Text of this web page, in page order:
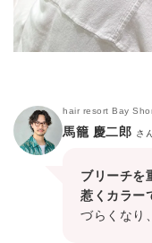
hair resort Bay
馬籠 慶二郎 さ
ブリーチを
惹くカラー
づらくなり